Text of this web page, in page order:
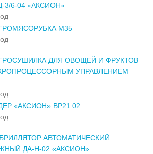
3/6-04 «АКСИОН»
М35
ДЛЯ ОВОЩЕЙ И ФРУКТОВ
УПРАВЛЕНИЕМ
«АКСИОН» ВР21.02
АВТОМАТИЧЕСКИЙ
ДА-Н-02 «АКСИОН»